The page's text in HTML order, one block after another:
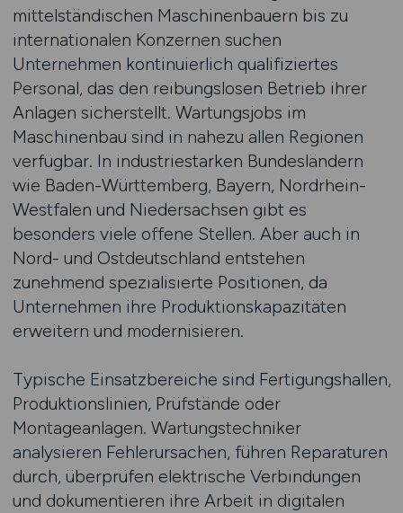
mittelständischen Maschinenbauern bis zu
internationalen Konzernen suchen
Unternehmen kontinuierlich qualifiziertes
Personal, das den reibungslosen Betrieb ihrer
Anlagen sicherstellt. Wartungsjobs im
Maschinenbau sind in nahezu allen Regionen
verfügbar. In industriestarken Bundesländern
wie Baden-Württemberg, Bayern, Nordrhein-
Westfalen und Niedersachsen gibt es
besonders viele offene Stellen. Aber auch in
Nord- und Ostdeutschland entstehen
zunehmend spezialisierte Positionen, da
Unternehmen ihre Produktionskapazitäten
erweitern und modernisieren.
Typische Einsatzbereiche sind Fertigungshallen,
Produktionslinien, Prüfstände oder
Montageanlagen. Wartungstechniker
analysieren Fehlerursachen, führen Reparaturen
durch, überprüfen elektrische Verbindungen
und dokumentieren ihre Arbeit in digitalen